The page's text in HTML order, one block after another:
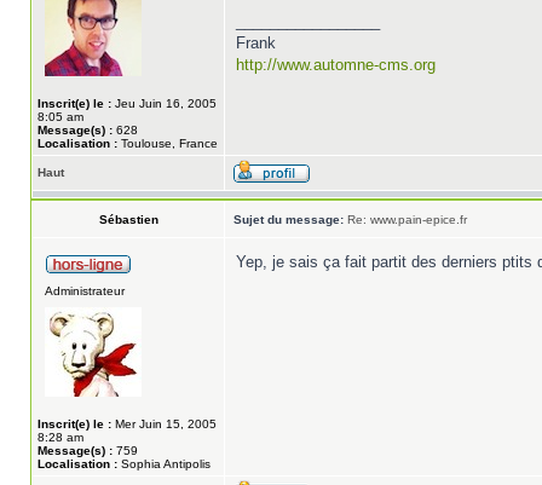
Inscrit(e) le : Jeu Juin 16, 2005
8:05 am
Message(s) : 628
Localisation : Toulouse, France
Frank
http://www.automne-cms.org
Haut
Sébastien Sujet du message: Re: www.pain-epice.fr
Administrateur
Inscrit(e) le : Mer Juin 15, 2005
8:28 am
Message(s) : 759
Localisation : Sophia Antipolis
Yep, je sais ça fait partit des derniers ptits